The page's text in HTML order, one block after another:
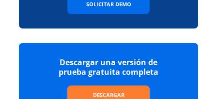
SOLICITAR DEMO
Descargar una versión de
prueba gratuita completa
DESCARGAR